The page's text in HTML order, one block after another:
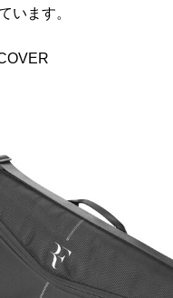
います。